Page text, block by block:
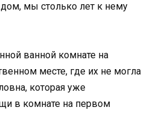
мы столько лет к нему
ванной комнате на
месте, где их не могла
которая уже
в комнате на первом